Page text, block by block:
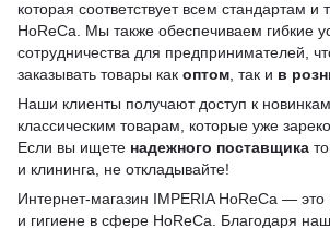
которая соответствует всем стандартам и
HoReCa. Мы также обеспечиваем гибкие
сотрудничества для предпринимателей,
заказывать товары как оптом , так и в
Наши клиенты получают доступ к
классическим товарам, которые уже
Если вы ищете надежного поставщика
и клининга, не откладывайте!
Интернет-магазин IMPERIA HoReCa — это
и гигиене в сфере HoReCa. Благодаря